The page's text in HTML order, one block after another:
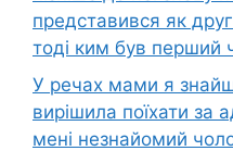
представився як
тоді ким був перший
У речах мами я
вирішила поїхати за
мені незнайомий